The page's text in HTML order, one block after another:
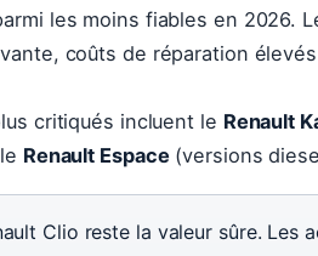
les moins fiables en 2026.
coûts de réparation
critiqués incluent le Renault
Renault Espace(versions
Clio reste la valeur sûre. Les